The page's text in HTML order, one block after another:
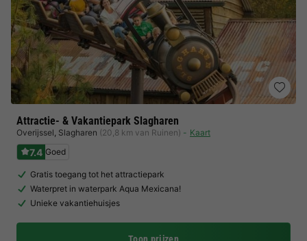
Attractie- & Vakantiepark Slagharen
Overijssel, Slagharen (20,8 km van Ruinen) Kaart
7.4 Goed
Gratis toegang tot het attractiepark
Waterpret in waterpark Aqua Mexicana!
Unieke vakantiehuisjes